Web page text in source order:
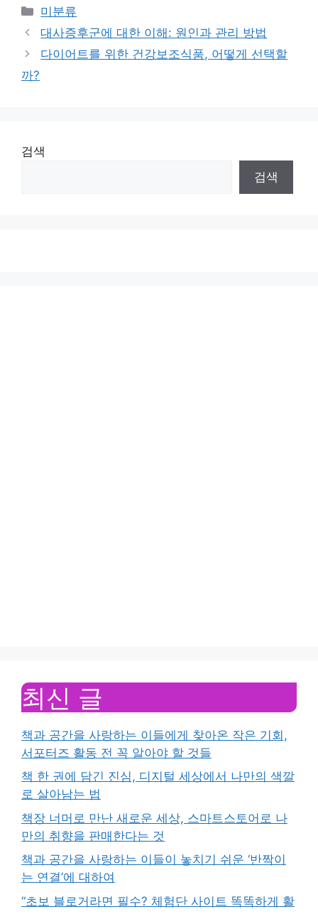
Categories
미분류
대사증후군에 대한 이해: 원인과 관리 방법
다이어트를 위한 건강보조식품, 어떻게 선택할
까?
검색
검색
최신 글
책과 공간을 사랑하는 이들에게 찾아온 작은 기회,
서포터즈 활동 전 꼭 알아야 할 것들
책 한 권에 담긴 진심, 디지털 세상에서 나만의 색깔
로 살아남는 법
책장 너머로 만난 새로운 세상, 스마트스토어로 나
만의 취향을 판매한다는 것
책과 공간을 사랑하는 이들이 놓치기 쉬운 ‘반짝이
는 연결’에 대하여
“초보 블로거라면 필수? 체험단 사이트 똑똑하게 활